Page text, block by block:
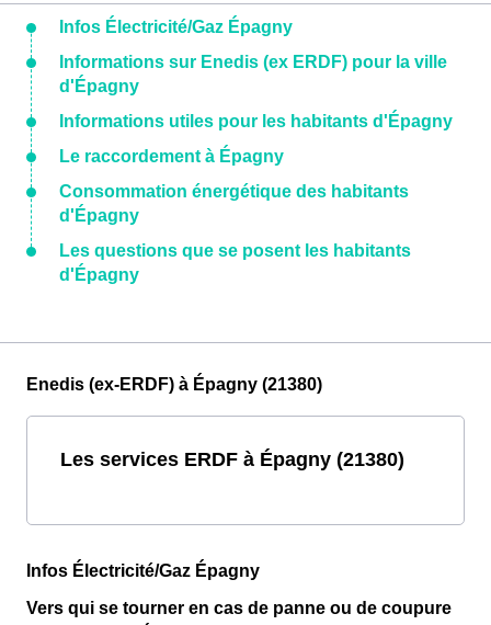
Infos Électricité/Gaz Épagny
Informations sur Enedis (ex ERDF) pour la ville
d'Épagny
Informations utiles pour les habitants d'Épagny
Le raccordement à Épagny
Consommation énergétique des habitants
d'Épagny
Les questions que se posent les habitants
d'Épagny
Enedis (ex-ERDF) à Épagny (21380)
Les services ERDF à Épagny (21380)
Infos Électricité/Gaz Épagny
Vers qui se tourner en cas de panne ou de coupure